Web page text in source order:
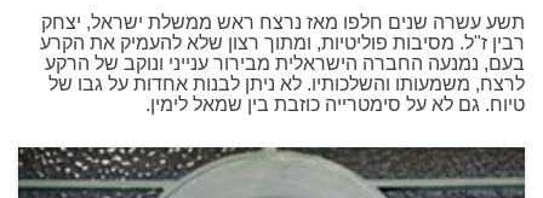
תשע עשרה שנים חלפו מאז נרצח ראש ממשלת ישראל, יצחק
רבין ז"ל. מסיבות פוליטיות, ומתוך רצון שלא להעמיק את הקרע
בעם, נמנעה החברה הישראלית מבירור ענייני ונוקב של הרקע
לרצח, משמעותו והשלכותיו. לא ניתן לבנות אחדות על גבו של
טיוח. גם לא על סימטרייה כוזבת בין שמאל לימין.